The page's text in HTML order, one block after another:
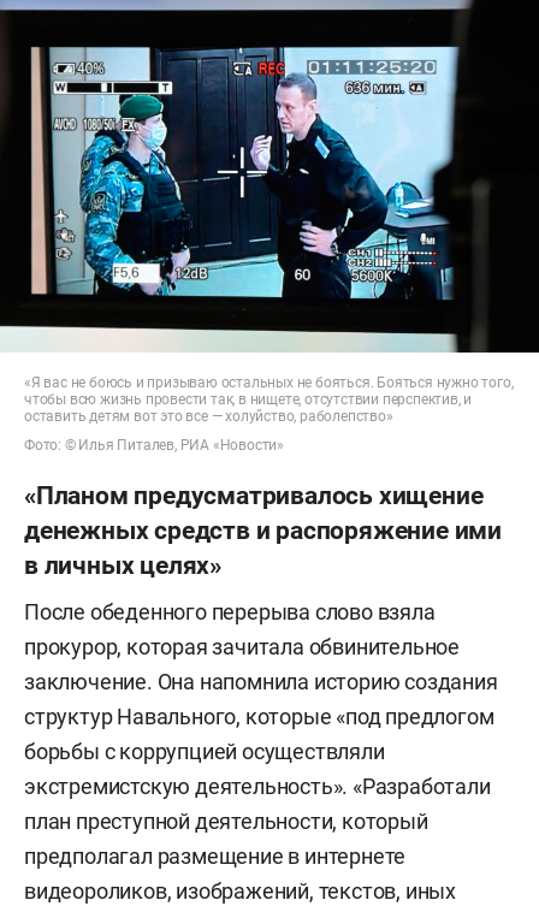
«Я вас не боюсь и призываю остальных не бояться. Бояться нужно того,
чтобы всю жизнь провести так, в нищете, отсутствии перспектив, и
оставить детям вот это все — холуйство, раболепство»
Фото: © Илья Питалев, РИА «Новости»
«Планом предусматривалось хищение
денежных средств и распоряжение ими
в личных целях»
После обеденного перерыва слово взяла
прокурор, которая зачитала обвинительное
заключение. Она напомнила историю создания
структур Навального, которые «под предлогом
борьбы с коррупцией осуществляли
экстремистскую деятельность». «Разработали
план преступной деятельности, который
предполагал размещение в интернете
видеороликов, изображений, текстов, иных